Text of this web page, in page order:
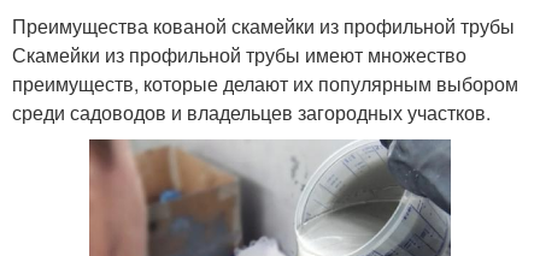
Преимущества кованой скамейки из профильной трубы
Скамейки из профильной трубы имеют множество
преимуществ, которые делают их популярным выбором
среди садоводов и владельцев загородных участков.